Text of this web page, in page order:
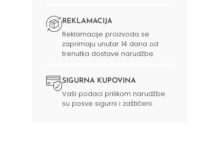
REKLAMACIJA
Reklamacije proizvoda se
zaprimaju unutar 14 dana od
trenutka dostave narudžbe.
SIGURNA KUPOVINA
Vaši podaci prilikom narudžbe
su posve sigurni i zaštićeni.